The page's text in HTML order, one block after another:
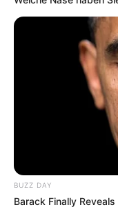
BUZZ DAY
Barack Finally